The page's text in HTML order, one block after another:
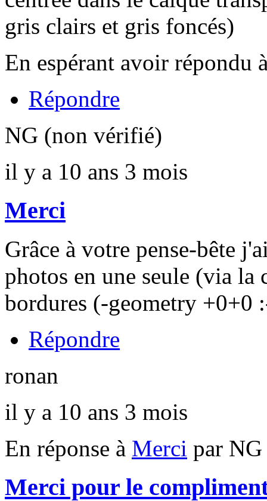
gris clairs et gris foncés)
En espérant avoir répondu
Répondre
NG (non vérifié)
il y a 10 ans 3 mois
Merci
Grâce à votre pense-bête
photos en une seule (via la
bordures (-geometry +0+0
Répondre
ronan
il y a 10 ans 3 mois
En réponse à Merci par
Merci pour le